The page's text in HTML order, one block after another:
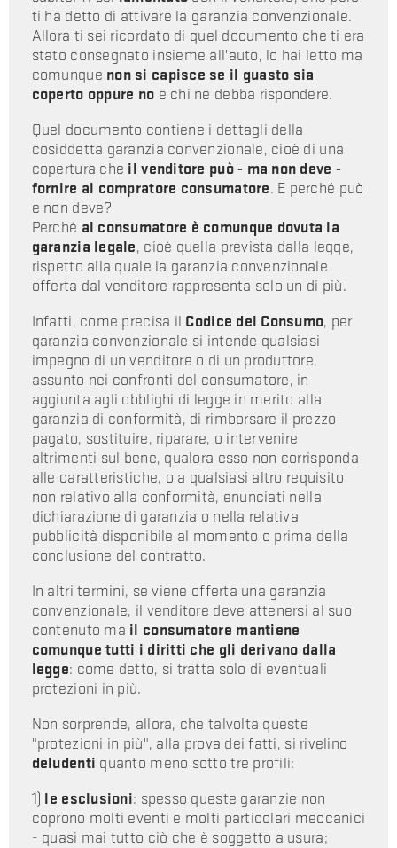
ti ha detto di attivare la garanzia convenzionale.
Allora ti sei ricordato di quel documento che ti era
stato consegnato insieme all'auto, lo hai letto ma
comunque non si capisce se il guasto sia
coperto oppure no e chi ne debba rispondere.
Quel documento contiene i dettagli della
cosiddetta garanzia convenzionale, cioè di una
copertura che il venditore può - ma non deve -
fornire al compratore consumatore. E perché può
e non deve?
Perché al consumatore è comunque dovuta la
garanzia legale, cioè quella prevista dalla legge,
rispetto alla quale la garanzia convenzionale
offerta dal venditore rappresenta solo un di più.
Infatti, come precisa il Codice del Consumo, per
garanzia convenzionale si intende qualsiasi
impegno di un venditore o di un produttore,
assunto nei confronti del consumatore, in
aggiunta agli obblighi di legge in merito alla
garanzia di conformità, di rimborsare il prezzo
pagato, sostituire, riparare, o intervenire
altrimenti sul bene, qualora esso non corrisponda
alle caratteristiche, o a qualsiasi altro requisito
non relativo alla conformità, enunciati nella
dichiarazione di garanzia o nella relativa
pubblicità disponibile al momento o prima della
conclusione del contratto.
In altri termini, se viene offerta una garanzia
convenzionale, il venditore deve attenersi al suo
contenuto ma il consumatore mantiene
comunque tutti i diritti che gli derivano dalla
legge: come detto, si tratta solo di eventuali
protezioni in più.
Non sorprende, allora, che talvolta queste
"protezioni in più", alla prova dei fatti, si rivelino
deludenti quanto meno sotto tre profili:
1) le esclusioni: spesso queste garanzie non
coprono molti eventi e molti particolari meccanici
- quasi mai tutto ciò che è soggetto a usura;